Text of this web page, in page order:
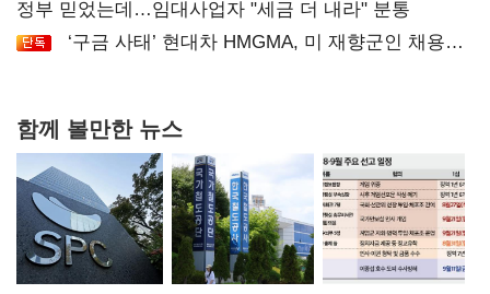
정부 믿었는데…임대사업자 "세금 더 내라" 분통
‘구금 사태’ 현대차 HMGMA, 미 재향군인 채용
함께 볼만한 뉴스